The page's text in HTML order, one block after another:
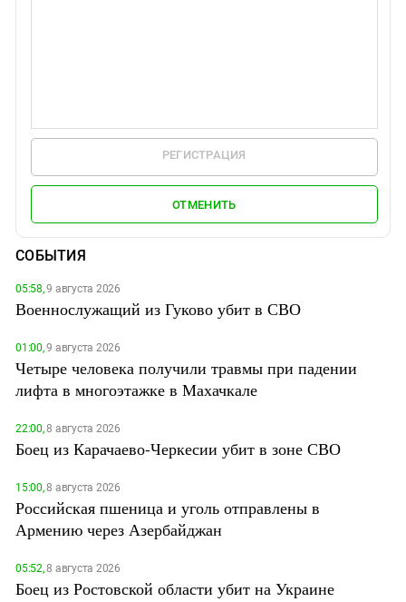
РЕГИСТРАЦИЯ
ОТМЕНИТЬ
СОБЫТИЯ
05:58,9 августа 2026
Военнослужащий из Гуково убит в СВО
01:00,9 августа 2026
Четыре человека получили травмы при падении
лифта в многоэтажке в Махачкале
22:00,8 августа 2026
Боец из Карачаево-Черкесии убит в зоне СВО
15:00,8 августа 2026
Российская пшеница и уголь отправлены в
Армению через Азербайджан
05:52,8 августа 2026
Боец из Ростовской области убит на Украине